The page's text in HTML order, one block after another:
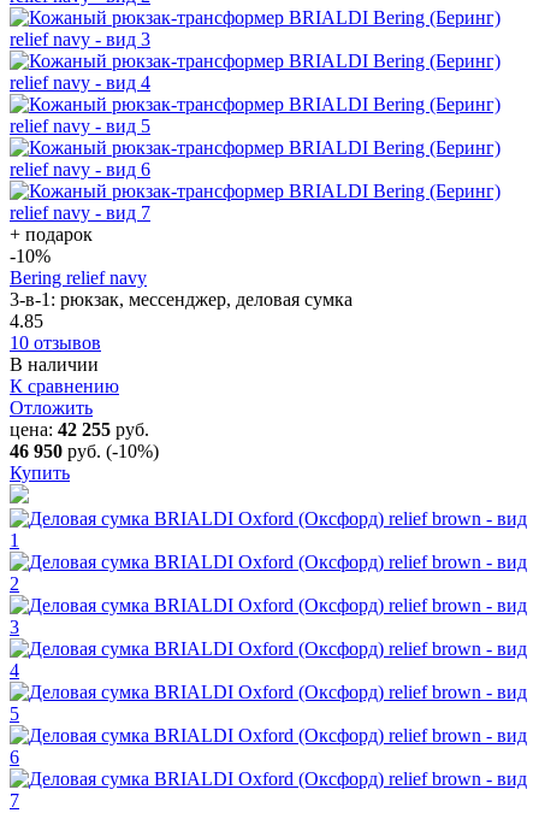
+ подарок
-10%
Bering relief navy
3-в-1: рюкзак, мессенджер, деловая сумка
4.85
10 отзывов
В наличии
К сравнению
Отложить
цена: 42 255 руб.
46 950 руб. (-10%)
Купить